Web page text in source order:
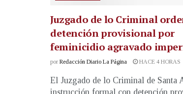
Juzgado de lo Criminal
detención provisional por
feminicidio agravado
por Redacción Diario La Página HACE 4 HORAS
El Juzgado de lo Criminal de Santa
instrucción formal con detención